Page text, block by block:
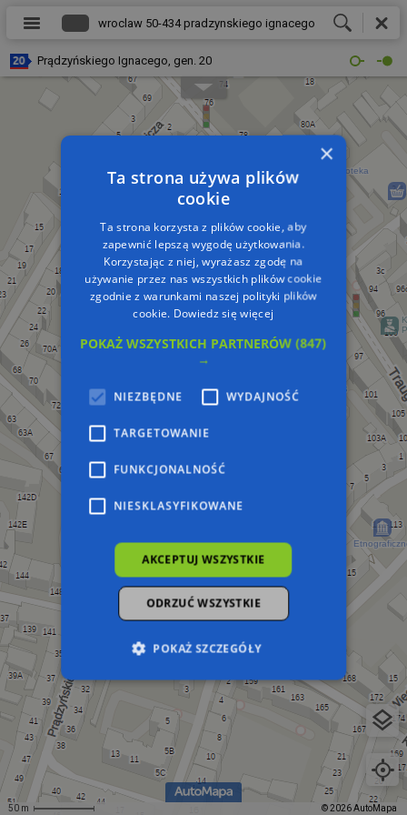
50 m © 2026 AutoMapa
Prądzyńskiego Ignacego, gen. 20
×
Ta strona używa plików
cookie
Ta strona korzysta z plików cookie, aby
zapewnić lepszą wygodę użytkowania.
Korzystając z niej, wyrażasz zgodę na
używanie przez nas wszystkich plików cookie
zgodnie z warunkami naszej polityki plików
cookie. Dowiedz się więcej
POKAŻ WSZYSTKICH PARTNERÓW(847)
→
NIEZBĘDNE WYDAJNOŚĆ
TARGETOWANIE
FUNKCJONALNOŚĆ
NIESKLASYFIKOWANE
AKCEPTUJ WSZYSTKIE
ODRZUĆ WSZYSTKIE
POKAŻ SZCZEGÓŁY
Wydajność
Funkcjonalność
Niesklasyfikowane
Niezbędne pliki cookie umożliwiają korzystanie z
podstawowych funkcji strony internetowej,
takich jak logowanie użytkownika i zarządzanie